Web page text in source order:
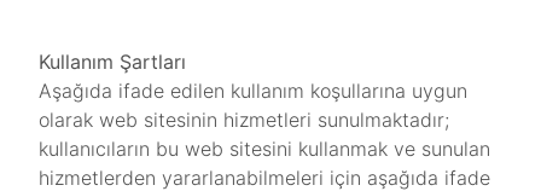
Kullanım Şartları
Aşağıda ifade edilen kullanım koşullarına uygun
olarak web sitesinin hizmetleri sunulmaktadır;
kullanıcıların bu web sitesini kullanmak ve sunulan
hizmetlerden yararlanabilmeleri için aşağıda ifade
SSS
HİZMETLERİMİZ